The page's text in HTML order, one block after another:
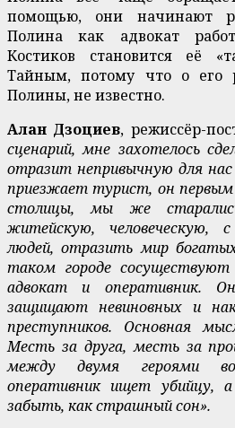
помощью, они начинают
Полина как адвокат
Костиков становится её
Тайным, потому что о его
Полины, не известно.
Алан Дзоциев, режиссёр-
сценарий, мне захотелось
отразит непривычную для нас
приезжает турист, он
столицы, мы же
житейскую, человеческую,
людей, отразить мир
таком городе
адвокат и оперативник.
защищают невиновных и
преступников. Основная
Месть за друга, месть за
между двумя героями
оперативник ищет убийцу,
забыть, как страшный сон».